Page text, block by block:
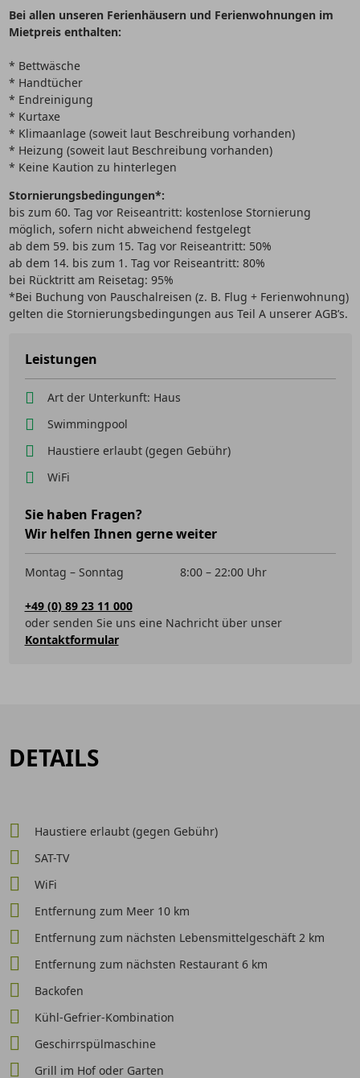
Bei allen unseren Ferienhäusern und Ferienwohnungen im
Mietpreis enthalten:
* Bettwäsche
* Handtücher
* Endreinigung
* Kurtaxe
* Klimaanlage (soweit laut Beschreibung vorhanden)
* Heizung (soweit laut Beschreibung vorhanden)
* Keine Kaution zu hinterlegen
Stornierungsbedingungen*:
bis zum 60. Tag vor Reiseantritt: kostenlose Stornierung
möglich, sofern nicht abweichend festgelegt
ab dem 59. bis zum 15. Tag vor Reiseantritt: 50%
ab dem 14. bis zum 1. Tag vor Reiseantritt: 80%
bei Rücktritt am Reisetag: 95%
*Bei Buchung von Pauschalreisen (z. B. Flug + Ferienwohnung)
gelten die Stornierungsbedingungen aus Teil A unserer AGB’s.
Leistungen
Art der Unterkunft: Haus
Swimmingpool
Haustiere erlaubt (gegen Gebühr)
WiFi
Sie haben Fragen?
Wir helfen Ihnen gerne weiter
Montag – Sonntag 8:00 – 22:00 Uhr
+49 (0) 89 23 11 000
oder senden Sie uns eine Nachricht über unser
Kontaktformular
DETAILS
Haustiere erlaubt (gegen Gebühr)
SAT-TV
WiFi
Entfernung zum Meer 10 km
Entfernung zum nächsten Lebensmittelgeschäft 2 km
Entfernung zum nächsten Restaurant 6 km
Backofen
Kühl-Gefrier-Kombination
Geschirrspülmaschine
Grill im Hof oder Garten